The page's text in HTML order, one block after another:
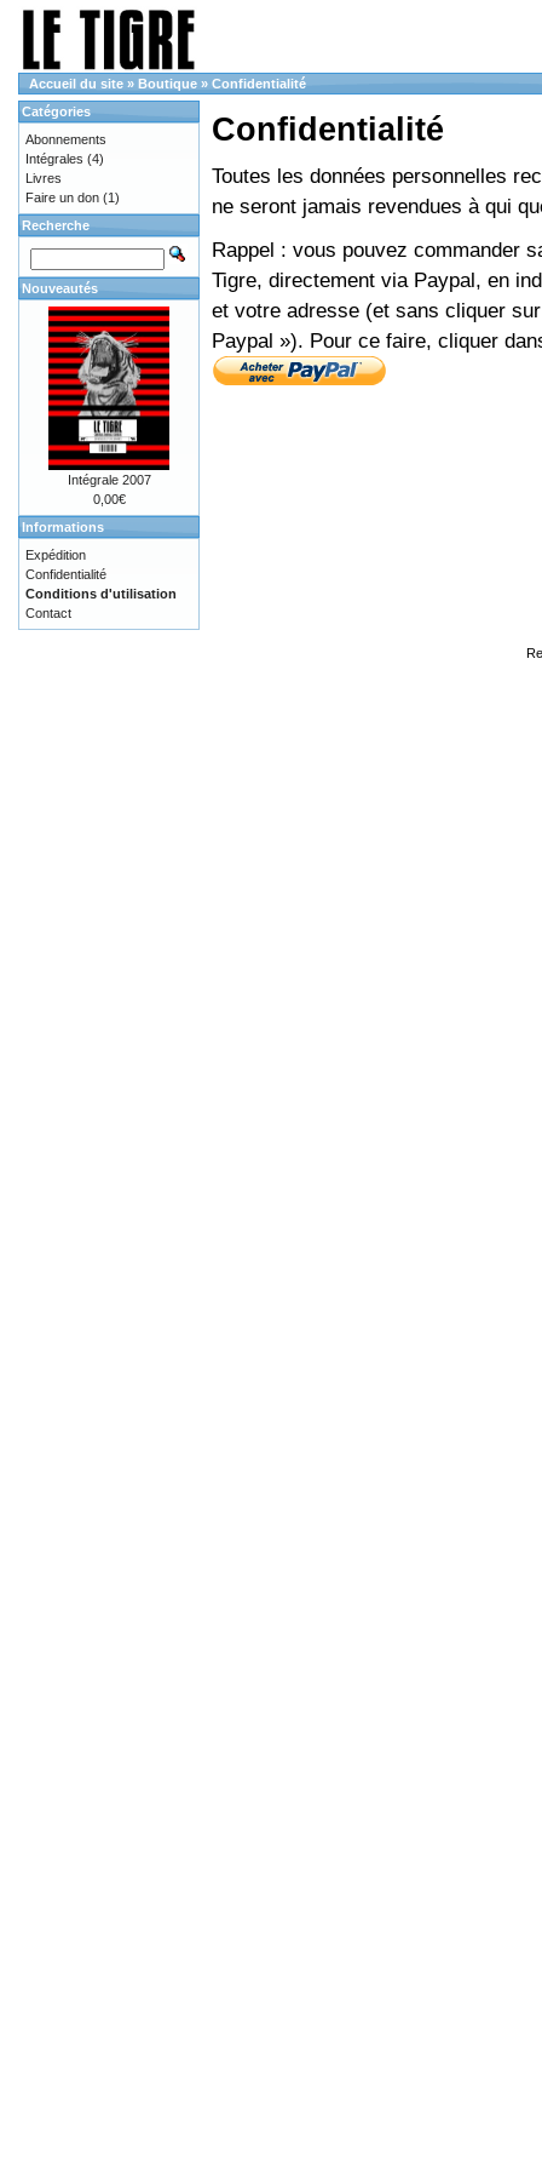
Accueil du site » Boutique » Confidentialité
Confidentialité
Toutes les données personnelles
ne seront jamais revendues à qui
Rappel : vous pouvez commander
Tigre, directement via Paypal, en
et votre adresse (et sans cliquer
Paypal »). Pour ce faire, cliquer
Catégories
Abonnements
Intégrales (4)
Livres
Faire un don (1)
Recherche
Nouveautés
Intégrale 2007
0,00€
Informations
Expédition
Confidentialité
Conditions d'utilisation
Contact